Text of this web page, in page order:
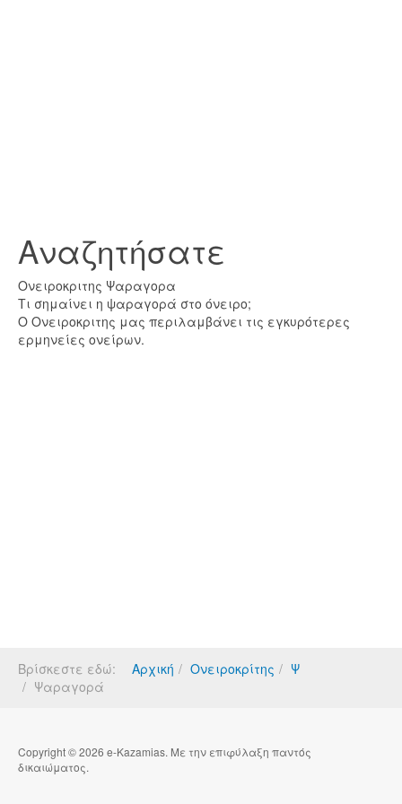
Αναζητήσατε
Ονειροκριτης Ψαραγορα
Τι σημαίνει η ψαραγορά στο όνειρο;
Ο Ονειροκριτης μας περιλαμβάνει τις εγκυρότερες
ερμηνείες ονείρων.
Βρίσκεστε εδώ: Αρχική Ονειροκρίτης
Ψ
Ψαραγορά
Copyright © 2026 e-Kazamias. Με την επιφύλαξη παντός
δικαιώματος.